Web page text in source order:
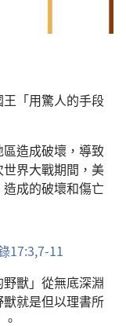
「用驚人的手段
造成破壞，導致
界大戰期間，美
成的破壞和傷亡
17:3,7-11
獸」從無底深淵
就是但以理書所